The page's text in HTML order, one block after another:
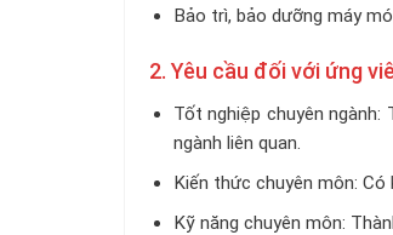
Bảo trì, bảo dưỡng máy
2. Yêu cầu đối với ứng
Tốt nghiệp chuyên
ngành liên quan.
Kiến thức chuyên môn:
Kỹ năng chuyên môn: